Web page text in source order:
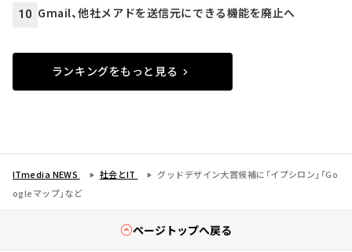
10 Gmail、他社メアドを送信元にできる機能を廃止へ
ランキングをもっと見る
ITmedia NEWS 社会とIT
グッドデザイン大賞候補に「イプシロン」「Go
ogleマップ」など
ページトップへ戻る